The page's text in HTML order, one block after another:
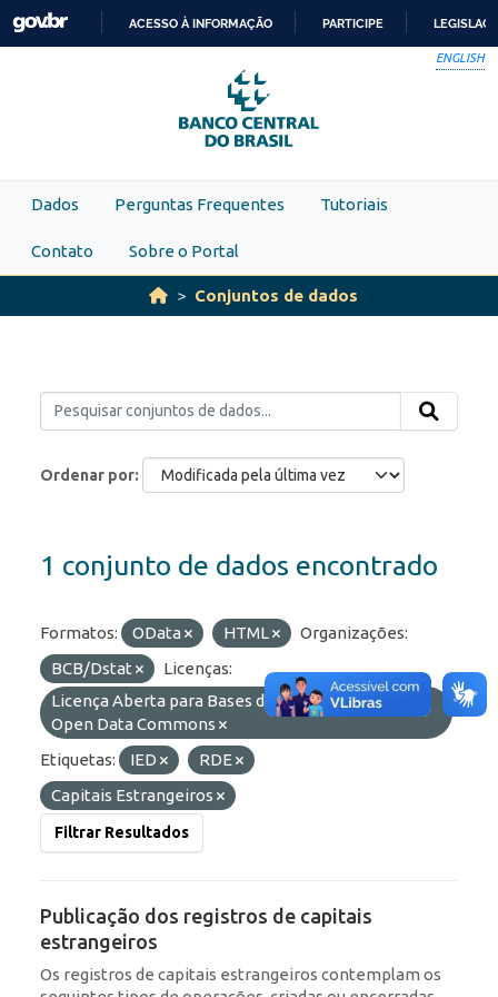
Skip to main content
PARA
O
CONTEÚDO
ACESSO À INFORMAÇÃO PARTICIPE
ENGLISH
Dados Perguntas Frequentes Tutoriais
Contato Sobre o Portal
Conjuntos de dados
Ordenar por
1 conjunto de dados encontrado
Formatos: OData HTML
Organizações:
BCB/Dstat
Licenças:
Licença Aberta para Bases de Dados (ODbL) do
Open Data Commons
Etiquetas:
IED
RDE
Capitais Estrangeiros
Filtrar Resultados
Publicação dos registros de capitais
estrangeiros
Os registros de capitais estrangeiros contemplam os